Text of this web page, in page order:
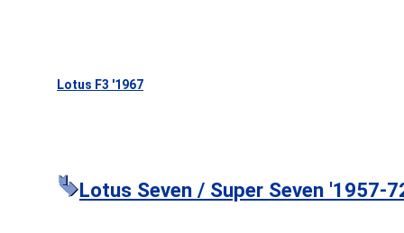
Lotus F3 '1967
Lotus Seven / Super Seven '1957-